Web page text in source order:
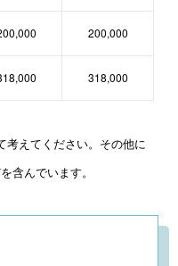
200,000
318,000
考えてください。その他に
含んでいます。